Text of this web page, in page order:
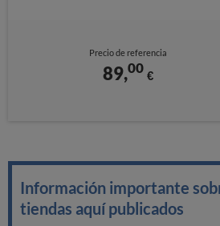
Precio de referencia
89,00 €
Información importante
tiendas aquí publicados